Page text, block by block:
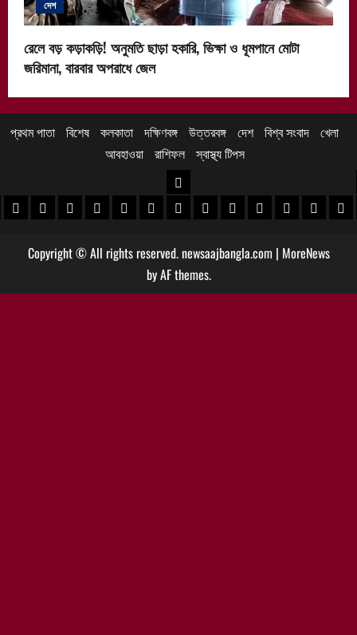
দেশ
রেলে বড় কড়াকড়ি! অনুমতি ছাড়া হকারি, ভিক্ষা ও ধূমপানে মোটা
জরিমানা, বারবার অপরাধে জেল
প্রথম পাতা বিশেষ কলকাতা দক্ষিণবঙ্গ উত্তরবঙ্গ দেশ বিশ্ব সংবাদ খেলা
আবহাওয়া
রাশিফল স্বাস্থ্য টিপস
খবর
খবর
পুরুলিয়া খবর
বাঁকুড়া খবরপশ্চিম বর্ধমান খবর
পূর্ব বর্ধমান খবর
বীরভূম খবরমুর্শিদাবাদ খবর
উত্তরবঙ্গ
কোচবিহার নিউজ
আলিপুরদুয়ার খবর
জলপাইগুড়ি খবর
শিলিগুড়ি খবর
উত্তরদক্ষিণ
Copyright © All rights reserved. newsaajbangla.com | MoreNews
by AF themes.